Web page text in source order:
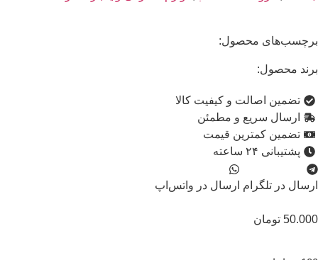
برچسب‌های محصول:
برند محصول:
تضمین اصالت و کیفیت کالا
ارسال سریع و مطمئن
تضمین کمترین قیمت
پشتیبانی ۲۴ ساعته
ارسال در تلگرام ارسال در واتس‌اپ
50.000 تومان